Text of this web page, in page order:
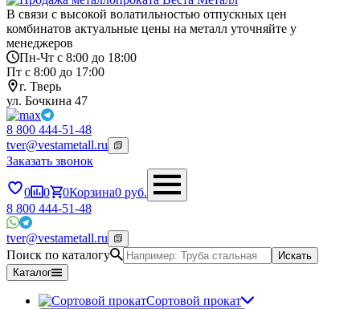
В связи с высокой волатильностью отпускных цен
комбинатов актуальные цены на металл уточняйте у
менеджеров
Пн-Чт с 8:00 до 18:00
Пт с 8:00 до 17:00
г. Тверь
ул. Бочкина 47
8 800 444-51-48
tver@vestametall.ru
Заказать звонок
0 0 0Корзина0 руб.
8 800 444-51-48
tver@vestametall.ru
Поиск по каталогу
Искать
Каталог
Сортовой прокат